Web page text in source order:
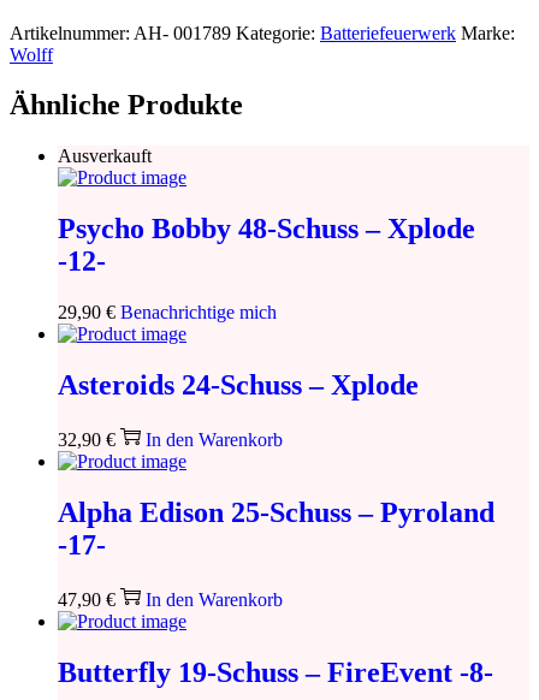
Artikelnummer: AH- 001789 Kategorie: Batteriefeuerwerk Marke:
Wolff
Ähnliche Produkte
Ausverkauft
Psycho Bobby 48-Schuss – Xplode
-12-
29,90 € Benachrichtige mich
Asteroids 24-Schuss – Xplode
32,90 € In den Warenkorb
Alpha Edison 25-Schuss – Pyroland
-17-
47,90 € In den Warenkorb
Butterfly 19-Schuss – FireEvent -8-